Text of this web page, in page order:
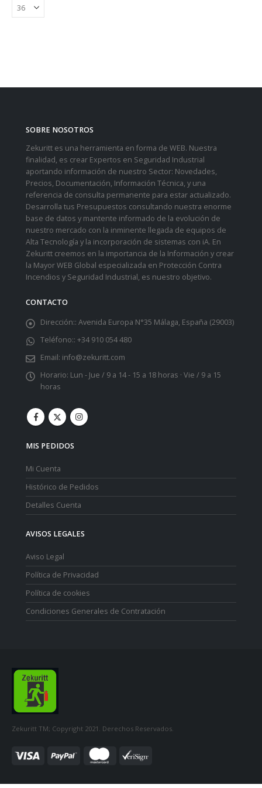
SOBRE NOSOTROS
Zekuritt es una herramienta en forma de WEB. Nuestra
finalidad, es crear Expertos en Seguridad Industrial
aportando información de nuestro Sector: Novedades,
Precios, Documentación, Información Técnica, y una
referencia de consulta permanente para estar actualizado.
Desarrolla tus Presupuestos consultando nuestra enorme
base de datos y mantente informado de la evolución de
nuestro mercado con la inminente llegada de equipos de
Alta Tecnología y la incorporación de sistemas con iA. En
Zekuritt creemos en la importancia de la Información y crear
la Mayor WEB Global especializada en Protección Contra
Incendios y Seguridad Industrial, es nuestro objetivo.
CONTACTO
Dirección:: Avenida Europa N°35 Málaga, España (29003)
Teléfono:: +34 910 054 480
Email: info@zekuritt.com
Horario: Lun - Jue / 9 a 14 - 15 a 18 horas · Vie / 9 a 15
horas
MIS PEDIDOS
Mi Cuenta
Histórico de Pedidos
Detalles Cuenta
AVISOS LEGALES
Aviso Legal
Política de Privacidad
Política de cookies
Condiciones Generales de Contratación
Zekuritt TM; Copyright 2021. Derechos Reservados.